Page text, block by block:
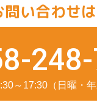
い合わせ
～17:30（日曜・年